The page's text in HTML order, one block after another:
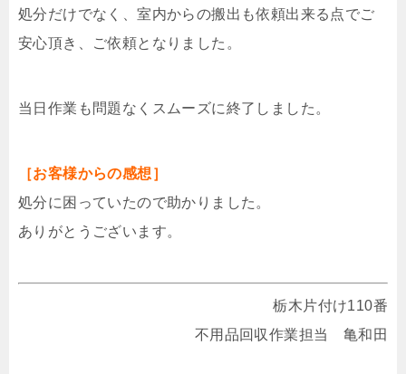
処分だけでなく、室内からの搬出も依頼出来る点でご
安心頂き、ご依頼となりました。
当日作業も問題なくスムーズに終了しました。
［お客様からの感想］
処分に困っていたので助かりました。
ありがとうございます。
栃木片付け110番
不用品回収作業担当 亀和田